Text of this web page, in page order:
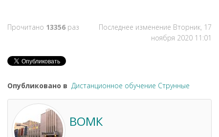
Прочитано 13356 раз
Последнее изменение Вторник, 17
ноября 2020 11:01
Опубликовано в Дистанционное обучение Струнные
ВОМК